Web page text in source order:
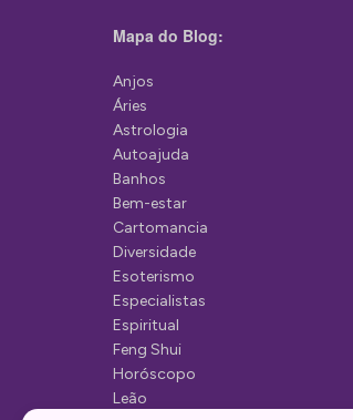
ç
o
d
e
P
o
s
t
Mapa do Blog:
Anjos
Áries
Astrologia
Autoajuda
Banhos
Bem-estar
Cartomancia
Diversidade
Esoterismo
Especialistas
Espiritual
Feng Shui
Horóscopo
Leão